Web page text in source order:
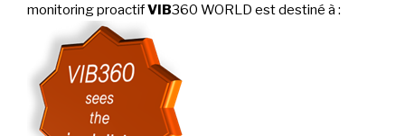
monitoring proactifVIB360 WORLD est destiné à :